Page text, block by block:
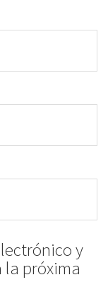
y
la próxima